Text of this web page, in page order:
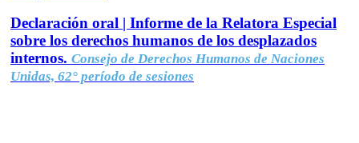
Declaración oral | Informe de la Relatora Especial
sobre los derechos humanos de los desplazados
internos. Consejo de Derechos Humanos de Naciones
Unidas, 62° período de sesiones